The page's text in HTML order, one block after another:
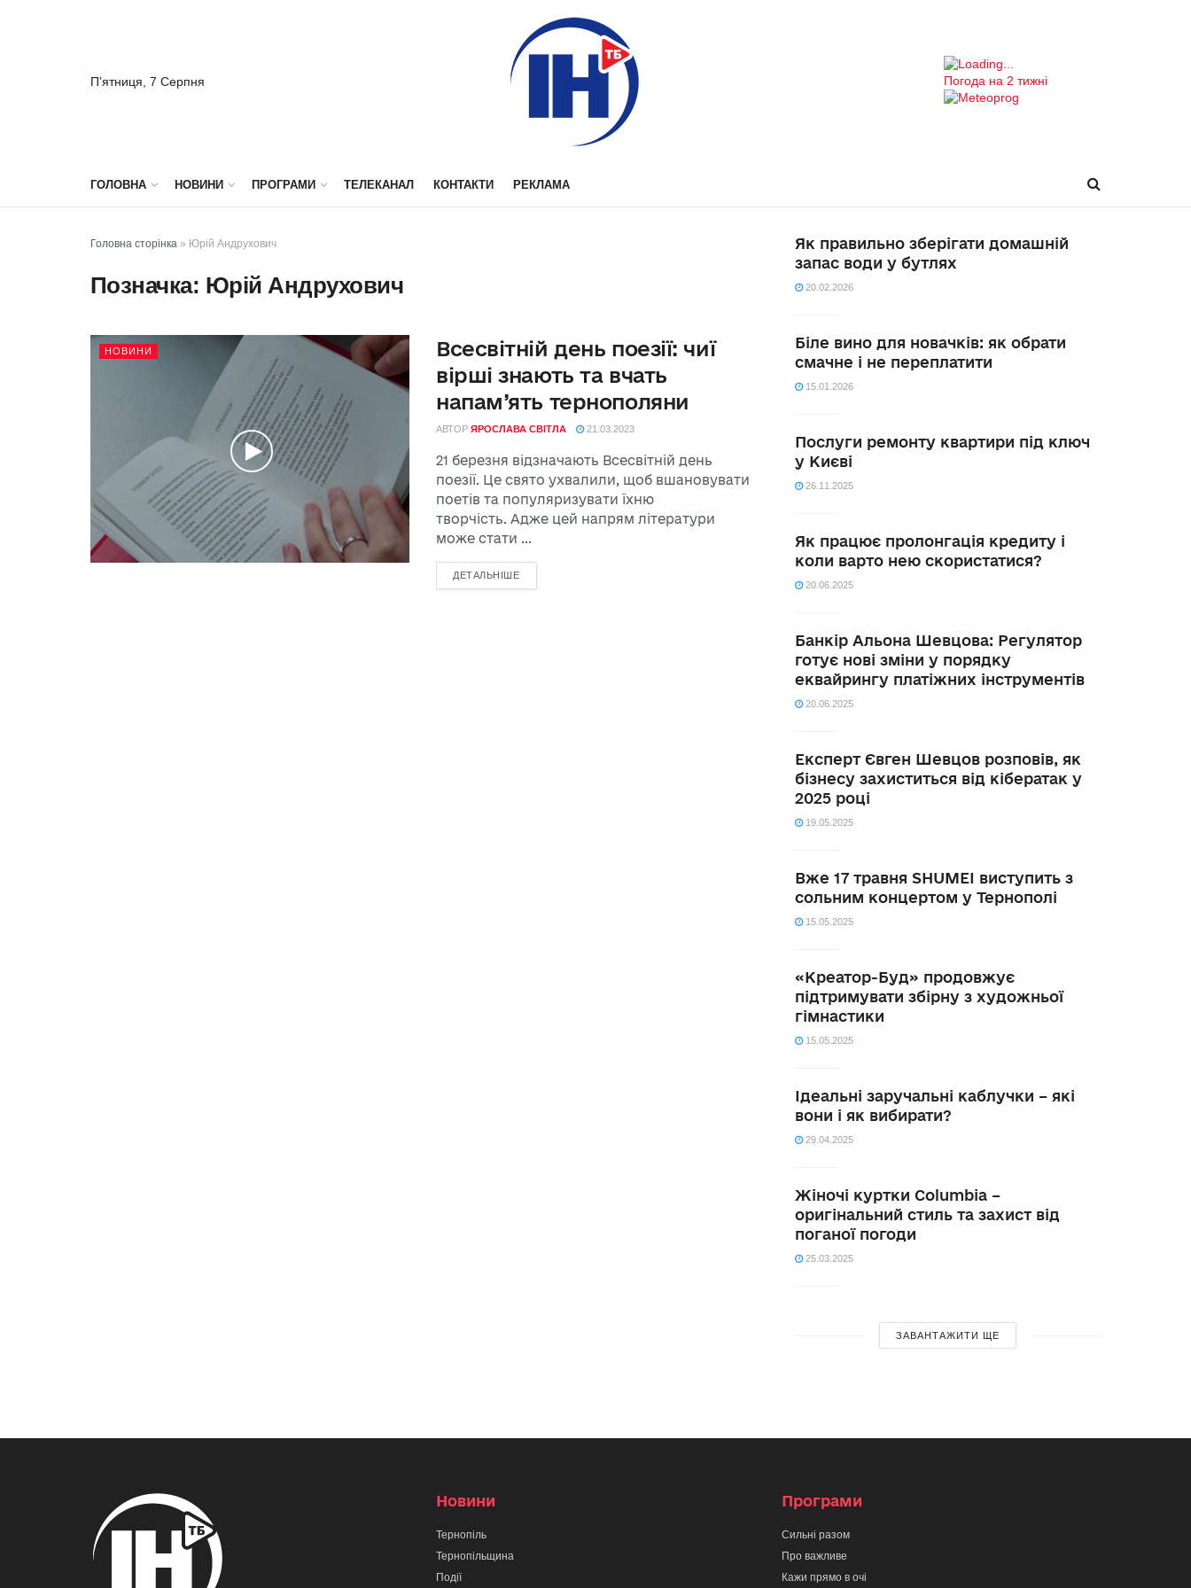
П’ятниця, 7 Серпня Погода на 2 тижні
ГОЛОВНА НОВИНИ ПРОГРАМИ ТЕЛЕКАНАЛ КОНТАКТИ РЕКЛАМА
Головна сторінка » Юрій Андрухович
Позначка: Юрій Андрухович
НОВИНИ
Всесвітній день поезії: чиї
вірші знають та вчать
напам’ять тернополяни
АВТОР ЯРОСЛАВА СВІТЛА 21.03.2023
21 березня відзначають Всесвітній день
поезії. Це свято ухвалили, щоб вшановувати
поетів та популяризувати їхню
творчість. Адже цей напрям літератури
може стати ...
ДЕТАЛЬНІШЕ
Як правильно зберігати домашній
запас води у бутлях
20.02.2026
Біле вино для новачків: як обрати
смачне і не переплатити
15.01.2026
Послуги ремонту квартири під ключ
у Києві
26.11.2025
Як працює пролонгація кредиту і
коли варто нею скористатися?
20.06.2025
Банкір Альона Шевцова: Регулятор
готує нові зміни у порядку
еквайрингу платіжних інструментів
20.06.2025
Експерт Євген Шевцов розповів, як
бізнесу захиститься від кібератак у
2025 році
19.05.2025
Вже 17 травня SHUMEI виступить з
сольним концертом у Тернополі
15.05.2025
«Креатор-Буд» продовжує
підтримувати збірну з художньої
гімнастики
15.05.2025
Ідеальні заручальні каблучки – які
вони і як вибирати?
29.04.2025
Жіночі куртки Columbia –
оригінальний стиль та захист від
поганої погоди
25.03.2025
ЗАВАНТАЖИТИ ЩЕ
Новини
Тернопіль
Тернопільщина
Події
Програми
Сильні разом
Про важливе
Кажи прямо в очі